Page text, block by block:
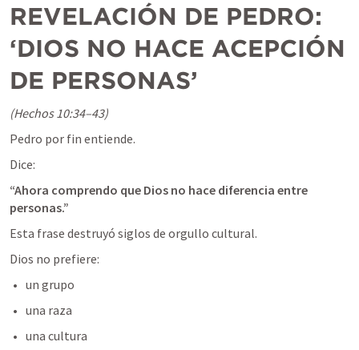
REVELACIÓN DE PEDRO:
‘DIOS NO HACE ACEPCIÓN
DE PERSONAS’
(Hechos 10:34–43)
Pedro por fin entiende.
Dice:
“Ahora comprendo que Dios no hace diferencia entre
personas.”
Esta frase destruyó siglos de orgullo cultural.
Dios no prefiere:
un grupo
una raza
una cultura